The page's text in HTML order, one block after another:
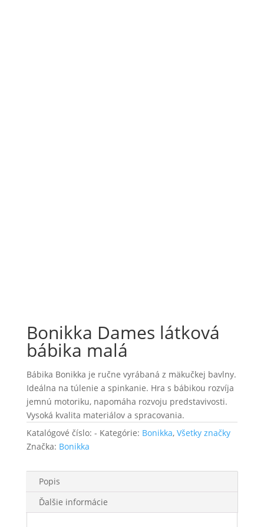
Bonikka Dames látková
bábika malá
Bábika Bonikka je ručne vyrábaná z mäkučkej bavlny.
Ideálna na túlenie a spinkanie. Hra s bábikou rozvíja
jemnú motoriku, napomáha rozvoju predstavivosti.
Vysoká kvalita materiálov a spracovania.
Katalógové číslo: - Kategórie: Bonikka, Všetky značky
Značka: Bonikka
Popis
Ďalšie informácie